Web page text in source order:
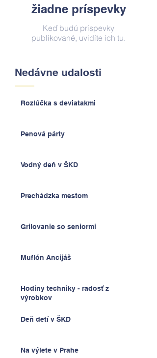
žiadne príspevky
Keď budú príspevky
publikované, uvidíte ich tu.
Nedávne udalosti
Rozlúčka s deviatakmi
Penová párty
Vodný deň v ŠKD
Prechádzka mestom
Grilovanie so seniormi
Muflón Ancijáš
Hodiny techniky - radosť z
výrobkov
Deň detí v ŠKD
Na výlete v Prahe